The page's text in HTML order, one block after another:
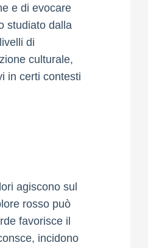
e di evocare
studiato dalla
di
culturale,
in certi contesti
agiscono sul
rosso può
favorisce il
incidono